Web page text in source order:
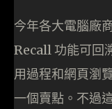
今年各大電腦廠
Recall 功能可回
用過程和網頁瀏
一個賣點。不過